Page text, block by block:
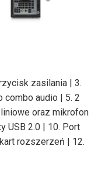
zasilania | 3.
combo audio | 5. 2
oraz mikrofon
USB 2.0 | 10. Port
rozszerzeń | 12.